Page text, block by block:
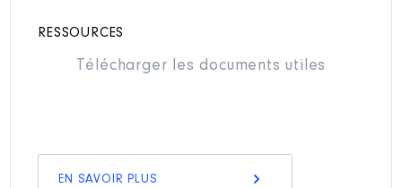
RESSOURCES
Télécharger les documents utiles
EN SAVOIR PLUS